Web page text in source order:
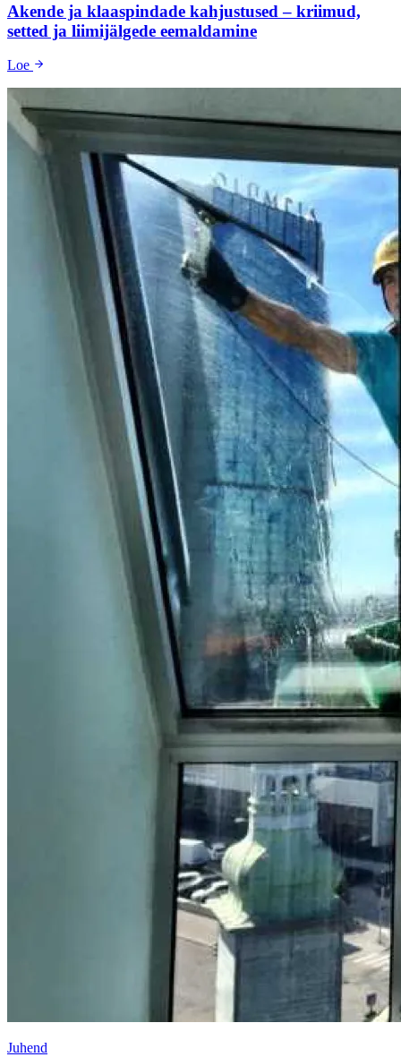
Akende ja klaaspindade kahjustused – kriimud,
setted ja liimijälgede eemaldamine
Loe
Juhend